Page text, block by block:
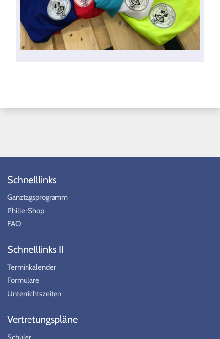
Schnelllinks
Ganztagsprogramm
Phille-Shop
FAQ
Schnelllinks II
Terminkalender
Formulare
Unterrichtszeiten
Vertretungspläne
Schüler